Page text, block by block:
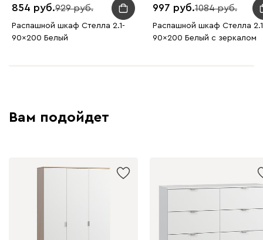
854 929
Распашной шкаф Стелла 2.1-
90x200 Белый
997 1084
Распашной шкаф Стелла
90x200 Белый с зеркалом
Вам подойдет